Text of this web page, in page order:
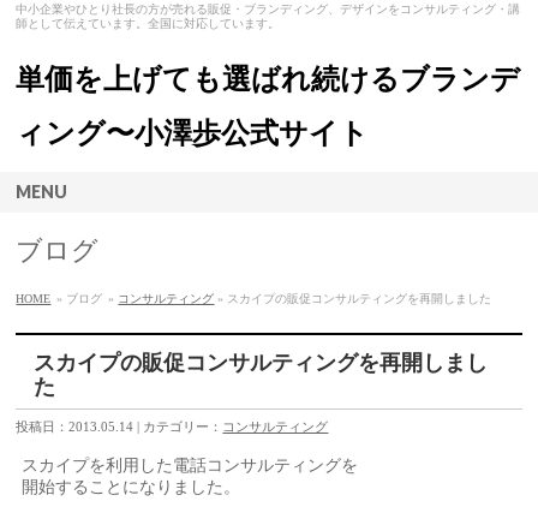
中小企業やひとり社長の方が売れる販促・ブランディング、デザインをコンサルティング・講
師として伝えています。全国に対応しています。
単価を上げても選ばれ続けるブランデ
ィング〜小澤歩公式サイト
MENU
ブログ
HOME » ブログ » コンサルティング » スカイプの販促コンサルティングを再開しました
スカイプの販促コンサルティングを再開しまし
た
投稿日：2013.05.14 | カテゴリー： コンサルティング
スカイプを利用した電話コンサルティングを
開始することになりました。